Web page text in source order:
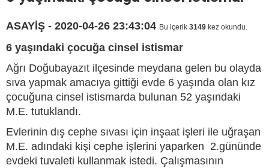
ASAYİŞ - 2020-04-26 23:43:04 Bu içerik 3149 kez okundu.
6 yaşındaki çocuğa cinsel istismar
Ağrı Doğubayazıt ilçesinde meydana gelen bu olayda
sıva yapmak amacıya gittiği evde 6 yaşında olan kız
çocuğuna cinsel istismarda bulunan 52 yaşındaki
M.E. tutuklandı.
Evlerinin dış cephe sıvası için inşaat işleri ile uğraşan
M.E. adındaki kişi cephe işlerini yaparken 2.gününde
evdeki tuvaleti kullanmak istedi. Çalışmasının